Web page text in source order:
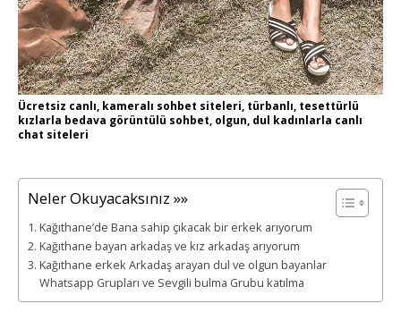
Ücretsiz canlı, kameralı sohbet siteleri, türbanlı, tesettürlü
kızlarla bedava görüntülü sohbet, olgun, dul kadınlarla canlı
chat siteleri
Neler Okuyacaksınız »»
Kağıthane’de Bana sahip çıkacak bir erkek arıyorum
Kağıthane bayan arkadaş ve kız arkadaş arıyorum
Kağıthane erkek Arkadaş arayan dul ve olgun bayanlar
Whatsapp Grupları ve Sevgili bulma Grubu katılma